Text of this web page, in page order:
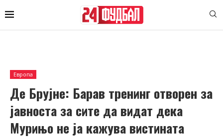
Европа
Де Брујне: Барав тренинг отворен за
јавноста за сите да видат дека
Мурињо не ја кажува вистината